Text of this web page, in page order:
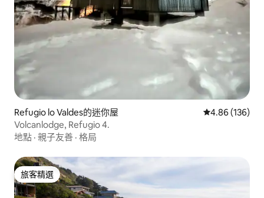
Refugio lo Valdes的迷你屋 從 136 則評價
4.86 (136)
Volcanlodge, Refugio 4.
地點 · 親子友善 · 格局
旅客精選
旅客精選